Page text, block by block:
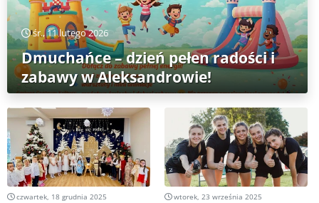
śr., 11 lutego 2026
Dmuchańce – dzień pełen radości i
zabawy w Aleksandrowie!
czwartek, 18 grudnia 2025 wtorek, 23 września 2025